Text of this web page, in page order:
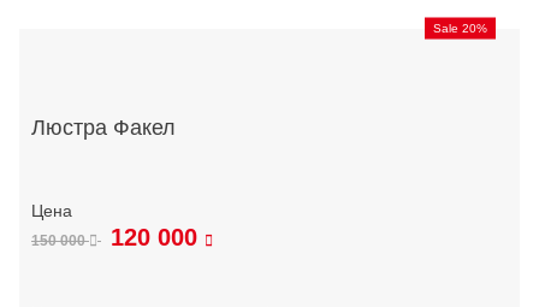
Sale 20%
Люстра Факел
150 000 120 000